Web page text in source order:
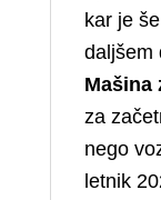
kar je
daljšem
Mašina
za
nego
letnik